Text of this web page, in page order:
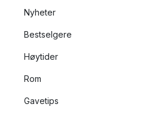
Nyheter
Bestselgere
Høytider
Rom
Gavetips